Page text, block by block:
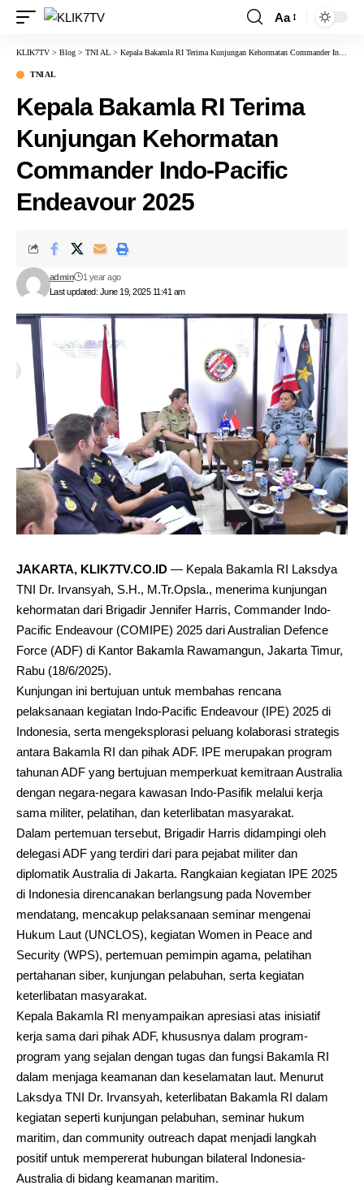
Aa
KLIK7TV > Blog > TNI AL > Kepala Bakamla RI Terima Kunjungan Kehormatan Commander Indo-Pacific Endeavour 2025
TNI AL
Kepala Bakamla RI Terima
Kunjungan Kehormatan
Commander Indo-Pacific
Endeavour 2025
Last updated: June 19, 2025 11:41 am
admin 1 year ago
JAKARTA, KLIK7TV.CO.ID — Kepala Bakamla RI Laksdya
TNI Dr. Irvansyah, S.H., M.Tr.Opsla., menerima kunjungan
kehormatan dari Brigadir Jennifer Harris, Commander Indo-
Pacific Endeavour (COMIPE) 2025 dari Australian Defence
Force (ADF) di Kantor Bakamla Rawamangun, Jakarta Timur,
Rabu (18/6/2025).
Kunjungan ini bertujuan untuk membahas rencana
pelaksanaan kegiatan Indo-Pacific Endeavour (IPE) 2025 di
Indonesia, serta mengeksplorasi peluang kolaborasi strategis
antara Bakamla RI dan pihak ADF. IPE merupakan program
tahunan ADF yang bertujuan memperkuat kemitraan Australia
dengan negara-negara kawasan Indo-Pasifik melalui kerja
sama militer, pelatihan, dan keterlibatan masyarakat.
Dalam pertemuan tersebut, Brigadir Harris didampingi oleh
delegasi ADF yang terdiri dari para pejabat militer dan
diplomatik Australia di Jakarta. Rangkaian kegiatan IPE 2025
di Indonesia direncanakan berlangsung pada November
mendatang, mencakup pelaksanaan seminar mengenai
Hukum Laut (UNCLOS), kegiatan Women in Peace and
Security (WPS), pertemuan pemimpin agama, pelatihan
pertahanan siber, kunjungan pelabuhan, serta kegiatan
keterlibatan masyarakat.
Kepala Bakamla RI menyampaikan apresiasi atas inisiatif
kerja sama dari pihak ADF, khususnya dalam program-
program yang sejalan dengan tugas dan fungsi Bakamla RI
dalam menjaga keamanan dan keselamatan laut. Menurut
Laksdya TNI Dr. Irvansyah, keterlibatan Bakamla RI dalam
kegiatan seperti kunjungan pelabuhan, seminar hukum
maritim, dan community outreach dapat menjadi langkah
positif untuk mempererat hubungan bilateral Indonesia-
Australia di bidang keamanan maritim.